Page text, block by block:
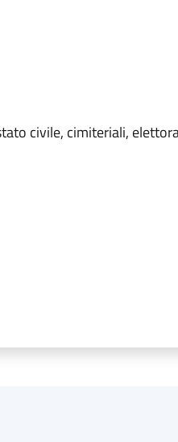
civile, cimiteriali,